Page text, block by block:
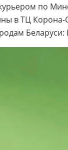
по
в ТЦ Корона-
Беларуси: